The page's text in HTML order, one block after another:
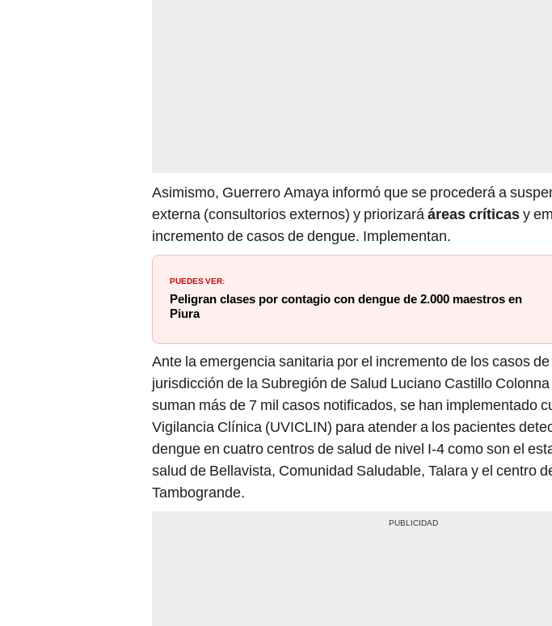
Asimismo, Guerrero Amaya informó que se procederá a
externa (consultorios externos) y priorizarááreas críticasy
incremento de casos de dengue. Implementan.
PUEDES VER:
Peligran clases por contagio con dengue de 2.000 maestros en
Piura
Ante la emergencia sanitaria por el incremento de los casos de
jurisdicción de la Subregión de Salud Luciano Castillo
suman más de 7 mil casos notificados, se han implementado
Vigilancia Clínica (UVICLIN) para atender a los pacientes
dengue en cuatro centros de salud de nivel I-4 como son el
salud de Bellavista, Comunidad Saludable, Talara y el centro
Tambogrande.